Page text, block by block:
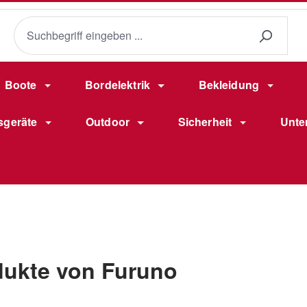
Boote Bordelektrik Bekleidung
Outdoor Sicherheit
von Furuno